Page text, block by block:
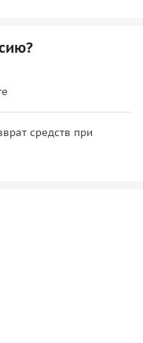
средств при